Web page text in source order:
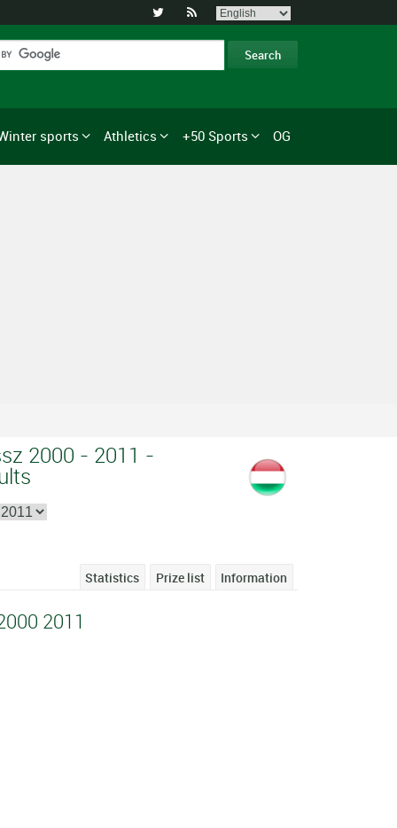
 
sports Athletics +50 Sports OG
2000 - 2011 -
Information
Prize list
Statistics
2011